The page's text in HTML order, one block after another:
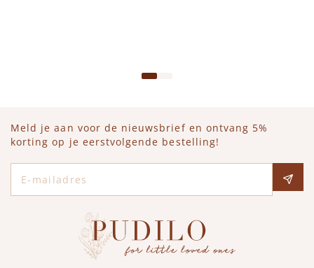
Meld je aan voor de nieuwsbrief en ontvang 5%
korting op je eerstvolgende bestelling!